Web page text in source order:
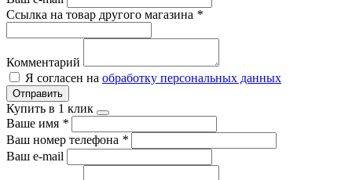
Ссылка на товар другого магазина *
Комментарий
Я согласен на обработку персональных данных
Отправить
Купить в 1 клик
Ваше имя *
Ваш номер телефона *
Ваш e-mail